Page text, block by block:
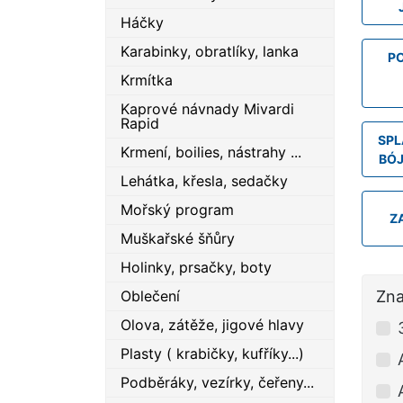
Háčky
Karabinky, obratlíky, lanka
Krmítka
Kaprové návnady Mivardi
Rapid
Krmení, boilies, nástrahy ...
Lehátka, křesla, sedačky
Mořský program
Muškařské šňůry
Holinky, prsačky, boty
Oblečení
Olova, zátěže, jigové hlavy
Plasty ( krabičky, kufříky...)
Podběráky, vezírky, čeřeny...